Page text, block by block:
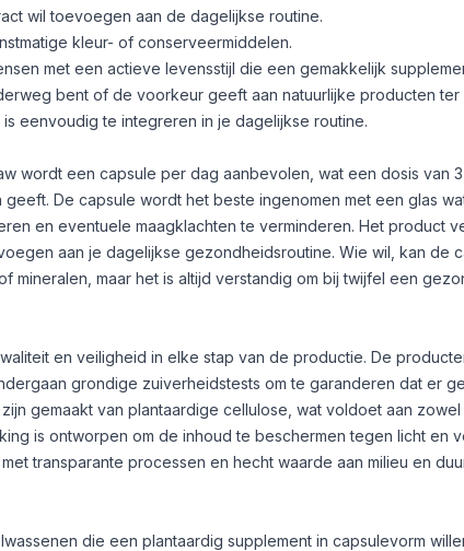
wil toevoegen aan de dagelijkse routine.
kleur- of conserveermiddelen.
met een actieve levensstijl die een gemakkelijk
bent of de voorkeur geeft aan natuurlijke producten
eenvoudig te integreren in je dagelijkse routine.
wordt een capsule per dag aanbevolen, wat een dosis van
De capsule wordt het beste ingenomen met een glas
en eventuele maagklachten te verminderen. Het product
aan je dagelijkse gezondheidsroutine. Wie wil, kan de
mineralen, maar het is altijd verstandig om bij twijfel een
en veiligheid in elke stap van de productie. De
grondige zuiverheidstests om te garanderen dat er
gemaakt van plantaardige cellulose, wat voldoet aan
is ontworpen om de inhoud te beschermen tegen licht en
transparante processen en hecht waarde aan milieu en
die een plantaardig supplement in capsulevorm